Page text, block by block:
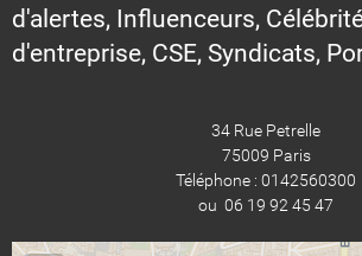
d'alertes, Influenceurs,
d'entreprise, CSE, Syndicats,
34 Rue Petrelle
75009 Paris
Téléphone : 0142560300
ou 06 19 92 45 47